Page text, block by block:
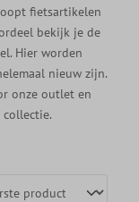
fietsartikelen
bekijk je de
Hier worden
nieuw zijn.
onze outlet en